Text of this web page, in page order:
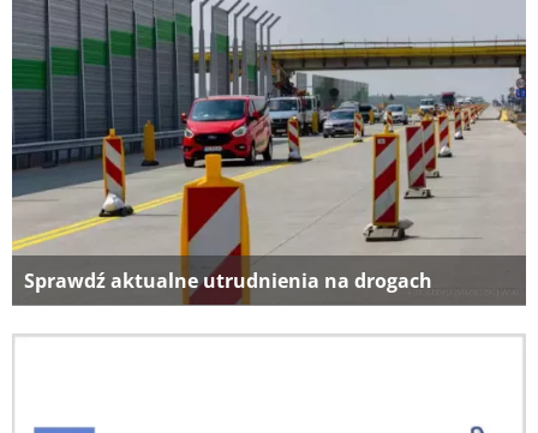
Sprawdź aktualne utrudnienia na drogach